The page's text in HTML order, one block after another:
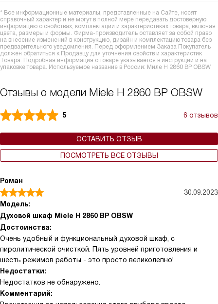
* Все информационные материалы, представленные на Сайте, носят
справочный характер и не могут в полной мере передавать достоверную
информацию о свойствах, комплектации и характеристиках товара, включая
цвета, размеры и формы. Фирма-производитель оставляет за собой право
на внесение изменений в конструкцию, дизайн и комплектацию товара без
предварительного уведомления. Перед оформлением Заказа Покупатель
должен обратиться к Продавцу для уточнения свойств и характеристик
Товара. Подробная информация о товаре указывается в инструкции и на
упаковке товара. Используемое название в России: Миле H 2860 BP OBSW
Отзывы о модели Miele H 2860 BP OBSW
5 6 отзывов
ОСТАВИТЬ ОТЗЫВ
ПОСМОТРЕТЬ ВСЕ ОТЗЫВЫ
Роман
30.09.2023
Модель:
Духовой шкаф Miele H 2860 BP OBSW
Достоинства:
Очень удобный и функциональный духовой шкаф, с
пиролитической очисткой. Пять уровней приготовления и
шесть режимов работы - это просто великолепно!
Недостатки:
Недостатков не обнаружено.
Комментарий: